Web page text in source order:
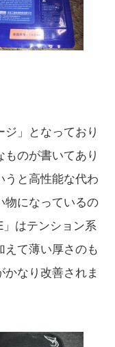
」となっており
のが書いてあり
と高性能な代わ
物になっているの
はテンション系
えて薄い厚さのも
なり改善されま